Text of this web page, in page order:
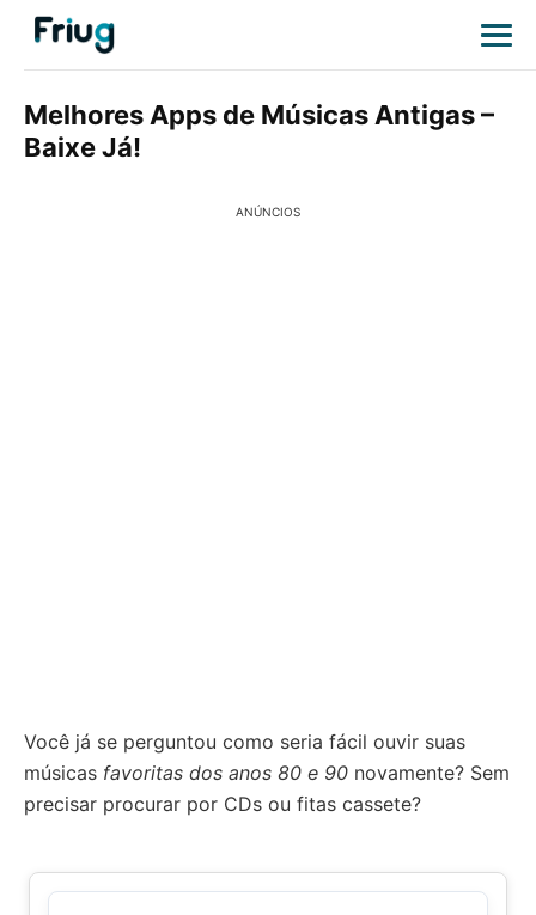
Melhores Apps de Músicas Antigas –
Baixe Já!
ANÚNCIOS
Você já se perguntou como seria fácil ouvir suas
músicas favoritas dos anos 80 e 90 novamente? Sem
precisar procurar por CDs ou fitas cassete?